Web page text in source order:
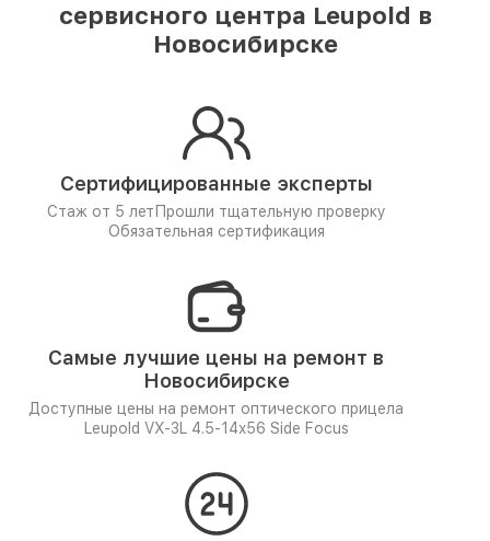
сервисного центра Leupold в
Новосибирске
Сертифицированные эксперты
Стаж от 5 лет Прошли тщательную проверку
Обязательная сертификация
Самые лучшие цены на ремонт в
Новосибирске
Доступные цены на ремонт оптического прицела
Leupold VX-3L 4.5-14x56 Side Focus